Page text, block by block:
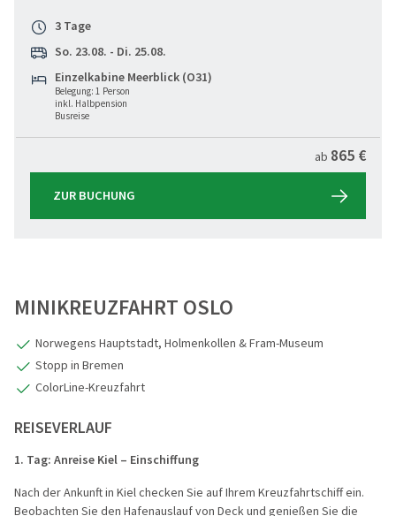
3 Tage
So. 23.08. - Di. 25.08.
Einzelkabine Meerblick (O31)
Belegung: 1 Person
inkl. Halbpension
Busreise
ab 865 €
ZUR BUCHUNG
MINIKREUZFAHRT OSLO
Norwegens Hauptstadt, Holmenkollen & Fram-Museum
Stopp in Bremen
ColorLine-Kreuzfahrt
REISEVERLAUF
1. Tag: Anreise Kiel – Einschiffung
Nach der Ankunft in Kiel checken Sie auf Ihrem Kreuzfahrtschiff ein.
Beobachten Sie den Hafenauslauf von Deck und genießen Sie die